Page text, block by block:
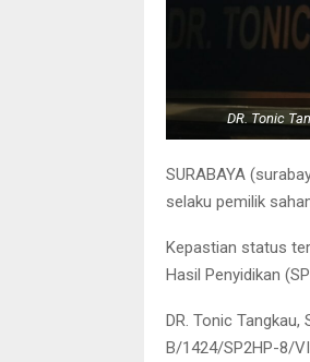
DR. Tonic
SURABAYA
selaku pemilik
Kepastian status
Hasil Penyidikan
DR. Tonic
B/1424/SP2HP-8/